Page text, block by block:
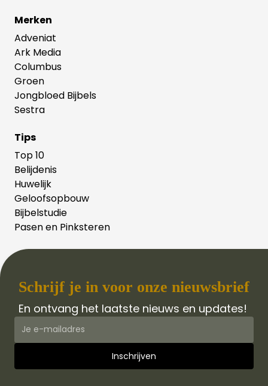
Merken
Adveniat
Ark Media
Columbus
Groen
Jongbloed Bijbels
Sestra
Tips
Top 10
Belijdenis
Huwelijk
Geloofsopbouw
Bijbelstudie
Pasen en Pinksteren
Schrijf je in voor onze nieuwsbrief
En ontvang het laatste nieuws en updates!